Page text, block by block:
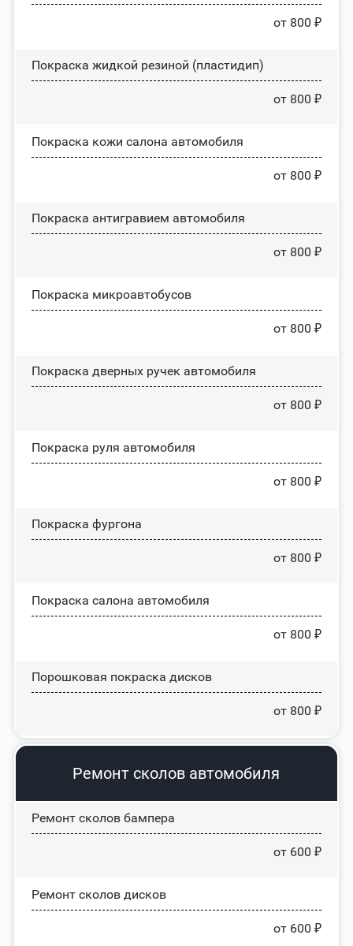
от 800 ₽
Покраска жидкой резиной (пластидип)
от 800 ₽
Покраска кожи салона автомобиля
от 800 ₽
Покраска антигравием автомобиля
от 800 ₽
Покраска микроавтобусов
от 800 ₽
Покраска дверных ручек автомобиля
от 800 ₽
Покраска руля автомобиля
от 800 ₽
Покраска фургона
от 800 ₽
Покраска салона автомобиля
от 800 ₽
Порошковая покраска дисков
от 800 ₽
Ремонт сколов автомобиля
Ремонт сколов бампера
от 600 ₽
Ремонт сколов дисков
от 600 ₽